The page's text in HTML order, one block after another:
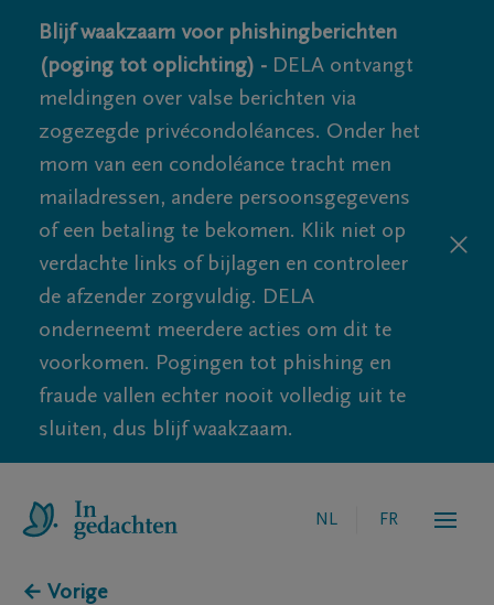
Blijf waakzaam voor phishingberichten
(poging tot oplichting) - DELA ontvangt
meldingen over valse berichten via
zogezegde privécondoléances. Onder het
mom van een condoléance tracht men
mailadressen, andere persoonsgegevens
of een betaling te bekomen. Klik niet op
verdachte links of bijlagen en controleer
de afzender zorgvuldig. DELA
onderneemt meerdere acties om dit te
voorkomen. Pogingen tot phishing en
fraude vallen echter nooit volledig uit te
sluiten, dus blijf waakzaam.
NL FR
← Vorige